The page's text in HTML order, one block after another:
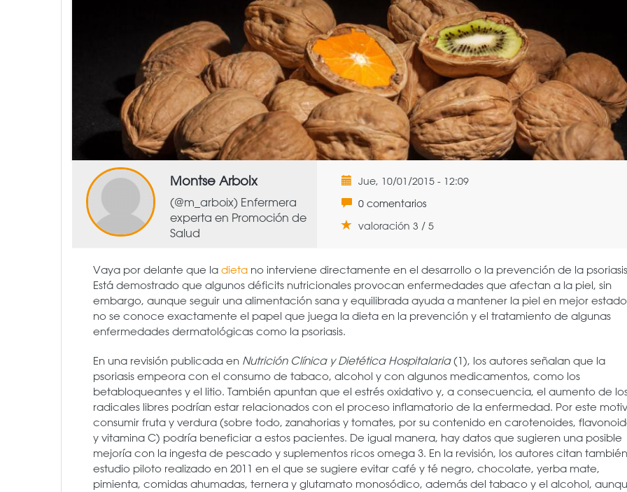
Montse Arboix
(@m_arboix) Enfermera
experta en Promoción de
Salud
Jue, 10/01/2015 - 12:09
0 comentarios
valoración 3 / 5
Vaya por delante que la dieta no interviene directamente en el desarrollo o la prevención de la
Está demostrado que algunos déficits nutricionales provocan enfermedades que afectan a la piel, sin
embargo, aunque seguir una alimentación sana y equilibrada ayuda a mantener la piel en mejor
no se conoce exactamente el papel que juega la dieta en la prevención y el tratamiento de algunas
enfermedades dermatológicas como la psoriasis.
En una revisión publicada en Nutrición Clínica y Dietética Hospitalaria(1), los autores señalan que la
psoriasis empeora con el consumo de tabaco, alcohol y con algunos medicamentos, como los
betabloqueantes y el litio. También apuntan que el estrés oxidativo y, a consecuencia, el aumento de
radicales libres podrían estar relacionados con el proceso inflamatorio de la enfermedad. Por este
consumir fruta y verdura (sobre todo, zanahorias y tomates, por su contenido en carotenoides,
y vitamina C) podría beneficiar a estos pacientes. De igual manera, hay datos que sugieren una posible
mejoría con la ingesta de pescado y suplementos ricos omega 3. En la revisión, los autores citan
estudio piloto realizado en 2011 en el que se sugiere evitar café y té negro, chocolate, yerba mate,
pimienta, comidas ahumadas, ternera y glutamato monosódico, además del tabaco y el alcohol,